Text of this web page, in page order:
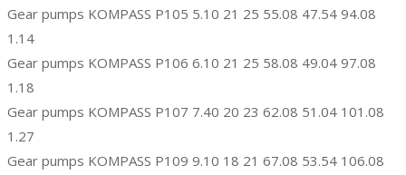
Gear pumps KOMPASS P105 5.10 21 25 55.08 47.54 94.08
1.14
Gear pumps KOMPASS P106 6.10 21 25 58.08 49.04 97.08
1.18
Gear pumps KOMPASS P107 7.40 20 23 62.08 51.04 101.08
1.27
Gear pumps KOMPASS P109 9.10 18 21 67.08 53.54 106.08